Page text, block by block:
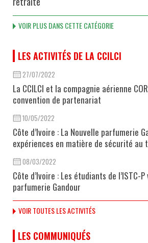
VOIR PLUS DANS CETTE CATÉGORIE
LES ACTIVITÉS DE LA CCILCI
27/07/2022
La CCILCI et la compagnie aérienne
convention de partenariat
10/05/2022
Côte d’Ivoire : La Nouvelle parfumerie
expériences en matière de sécurité au
08/03/2022
Côte d’Ivoire : Les étudiants de l’ISTC-
parfumerie Gandour
VOIR TOUTES LES ACTIVITÉS
LES COMMUNIQUÉS